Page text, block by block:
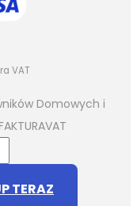
VAT
Domowych i
TERAZ